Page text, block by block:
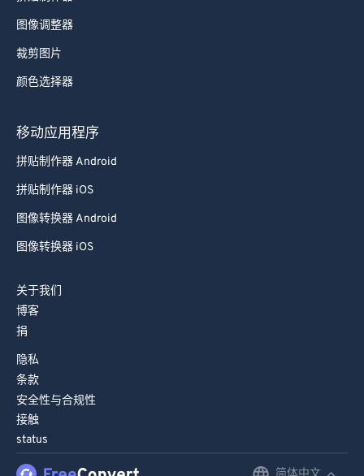
图像调整器
裁剪图片
颜色选择器
移动应用程序
拼贴制作器 Android
拼贴制作器 iOS
图像转换器 Android
图像转换器 iOS
关于我们
博客
捐
隐私
条款
安全性与合规性
接触
status